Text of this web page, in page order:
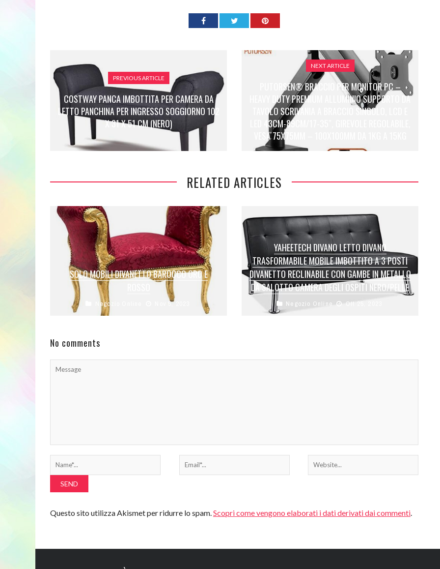
PREVIOUS ARTICLE
COSTWAY PANCA IMBOTTITA PER CAMERA DA
LETTO PANCHINA PER INGRESSO SOGGIORNO 102
X 31 X 51 CM (NERO)
NEXT ARTICLE
PUTORSEN® BRACCIO PER MONITOR PC –
HEAVY DUTY PREMIUM ALLUMINIO SUPPORTO DA
TAVOLO SCRIVANIA A BRACCIO SINGOLO, LCD E
LED 43CM-89CM/17-35″, GIREVOLE REGOLABILE,
VESA 75X75MM – 100X100MM DA 1KG A 15KG
RELATED ARTICLES
SOLO MOBILI DIVANETTO BAROCCO ORO E
Prezzo: (alla data del – Dettagli)
Negozio Online Nov 5, 2023
YAHEETECH DIVANO LETTO DIVANO
TRASFORMABILE MOBILE IMBOTTITO A 3 POSTI
DIVANETTO RECLINABILE CON GAMBE IN METALLO
DA SALOTTO CAMERA DEGLI OSPITI NERO/PELLE
Prezzo: (alla data del – Dettagli)
Negozio Online Ott 25, 2023
No comments
Questo sito utilizza Akismet per ridurre lo spam.Scopri come vengono elaborati i dati derivati dai commenti.